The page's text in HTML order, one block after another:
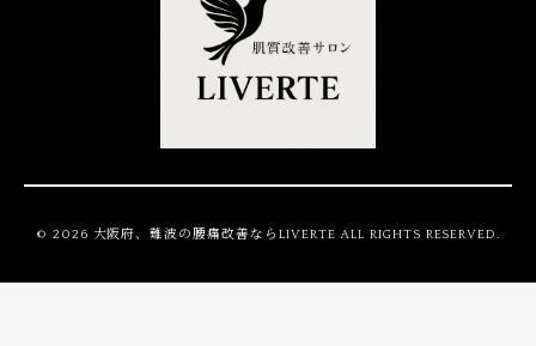
© 2026 大阪府、難波の腰痛改善ならLIVERTE ALL RIGHTS RESERVED.